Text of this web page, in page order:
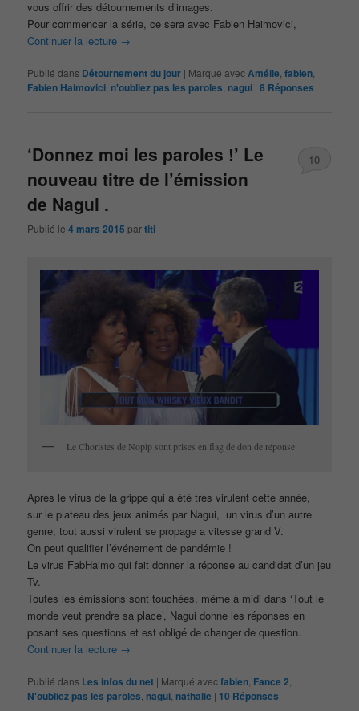
vous offrir des détournements d’images.
Pour commencer la série, ce sera avec Fabien Haimovici,
Continuer la lecture →
Publié dans Détournement du jour | Marqué avecAmélie,fabien,
Fabien Haimovici, n'oubliez pas les paroles, nagui |8 Réponses
‘Donnez moi les paroles !’ Le
nouveau titre de l’émission
de Nagui .
Publié le4 mars 2015 partiti
10
Le Choristes de Noplp sont prises en flag de don de réponse
Après le virus de la grippe qui a été très virulent cette année,
sur le plateau des jeux animés par Nagui, un virus d’un autre
genre, tout aussi virulent se propage a vitesse grand V.
On peut qualifier l’événement de pandémie !
Le virus FabHaimo qui fait donner la réponse au candidat d’un jeu
Tv.
Toutes les émissions sont touchées, même à midi dans ‘Tout le
monde veut prendre sa place’, Nagui donne les réponses en
posant ses questions et est obligé de changer de question.
Continuer la lecture →
Publié dans Les infos du net | Marqué avecfabien Fance 2
N'oubliez pas les paroles nagui nathalie | 10 Réponses